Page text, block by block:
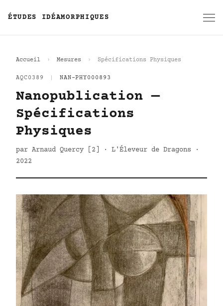
ÉTUDES IDÉAMORPHIQUES
Accueil Mesures Spécifications Physiques
AQC0389 NAN-PHY000893
Nanopublication —
Spécifications
Physiques
par Arnaud Quercy [2] · L'Éleveur de Dragons ·
2022